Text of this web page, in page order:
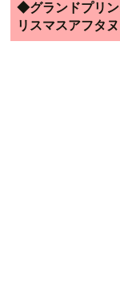
◆グランドプリ
リスマスアフタ